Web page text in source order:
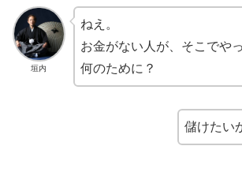
垣内
ねえ。
お金がない人が、そこでや
何のために？
儲けたい